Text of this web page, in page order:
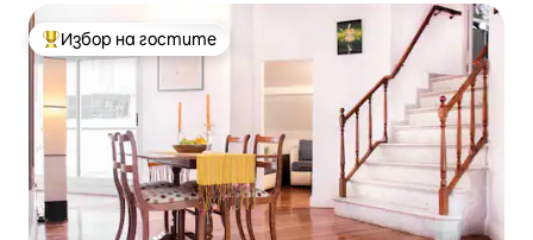
Най-популярен избор на гостите
Избор на гостите